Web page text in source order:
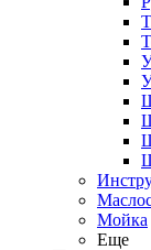
Мойка
Еще